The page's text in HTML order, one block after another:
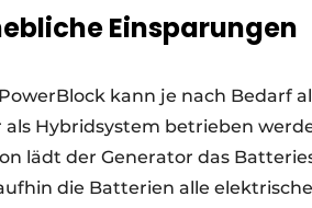
Einsparungen
kann je nach Bedarf
als Hybridsystem betrieben
lädt der Generator das
die Batterien alle